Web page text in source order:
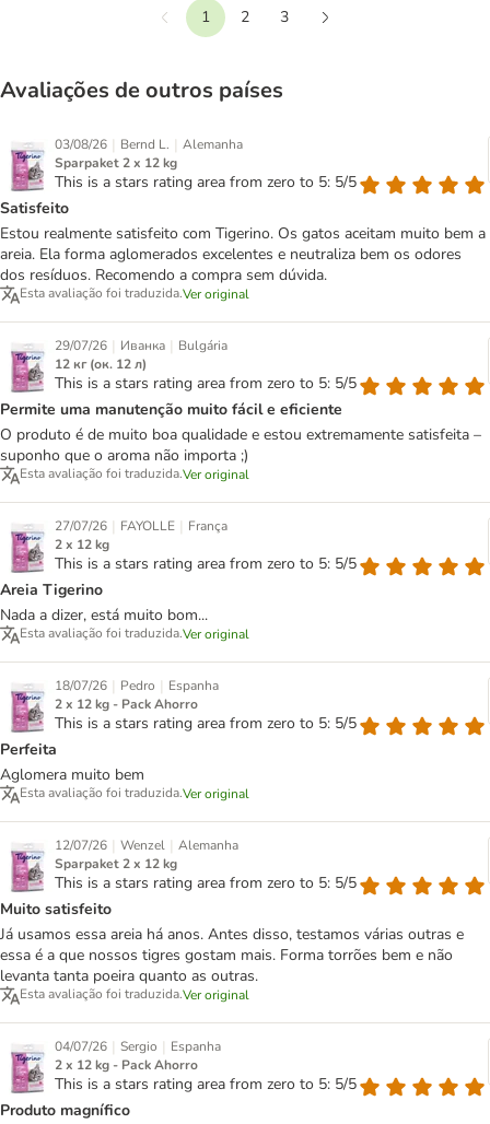
Anterior
1 2
3
Avaliações de outros países
03/08/26 | Bernd L. | Alemanha
Sparpaket 2 x 12 kg
This is a stars rating area from zero to 5: 5/5
Satisfeito
Estou realmente satisfeito com Tigerino. Os gatos aceitam muito bem a
areia. Ela forma aglomerados excelentes e neutraliza bem os odores
dos resíduos. Recomendo a compra sem dúvida.
Esta avaliação foi traduzida.Ver original
29/07/26 | Иванка | Bulgária
12 кг (ок. 12 л)
This is a stars rating area from zero to 5: 5/5
Permite uma manutenção muito fácil e eficiente
O produto é de muito boa qualidade e estou extremamente satisfeita –
suponho que o aroma não importa ;)
Esta avaliação foi traduzida.Ver original
27/07/26 | FAYOLLE | França
2 x 12 kg
This is a stars rating area from zero to 5: 5/5
Areia Tigerino
Nada a dizer, está muito bom...
Esta avaliação foi traduzida.Ver original
18/07/26 | Pedro | Espanha
2 x 12 kg - Pack Ahorro
This is a stars rating area from zero to 5: 5/5
Perfeita
Aglomera muito bem
Esta avaliação foi traduzida.Ver original
12/07/26 | Wenzel | Alemanha
Sparpaket 2 x 12 kg
This is a stars rating area from zero to 5: 5/5
Muito satisfeito
Já usamos essa areia há anos. Antes disso, testamos várias outras e
essa é a que nossos tigres gostam mais. Forma torrões bem e não
levanta tanta poeira quanto as outras.
Esta avaliação foi traduzida.Ver original
04/07/26 | Sergio | Espanha
2 x 12 kg - Pack Ahorro
This is a stars rating area from zero to 5: 5/5
Produto magnífico